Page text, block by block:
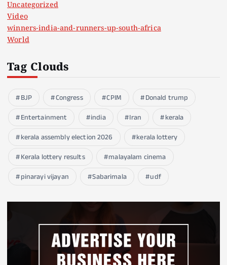
Uncategorized
Video
winners-india-and-runners-up-south-africa
World
Tag Clouds
BJP Congress CPIM
Donald trump
Entertainment
india Iran
kerala
kerala assembly election 2026
kerala lottery
Kerala lottery results
malayalam cinema
pinarayi vijayan
Sabarimala udf